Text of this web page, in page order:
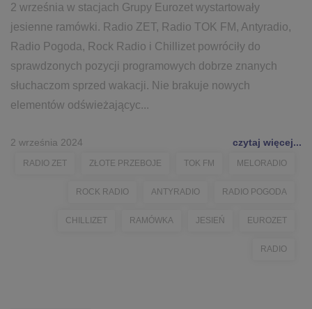
2 września w stacjach Grupy Eurozet wystartowały
jesienne ramówki. Radio ZET, Radio TOK FM, Antyradio,
Radio Pogoda, Rock Radio i Chillizet powróciły do
sprawdzonych pozycji programowych dobrze znanych
słuchaczom sprzed wakacji. Nie brakuje nowych
elementów odświeżającyc...
2 września 2024 czytaj więcej...
RADIO ZET ZŁOTE PRZEBOJE TOK FM MELORADIO
ROCK RADIO ANTYRADIO RADIO POGODA
CHILLIZET RAMÓWKA JESIEŃ EUROZET
RADIO